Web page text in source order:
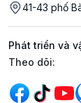
41-43 phố
Phát triển và
Mạng
Theo dõi: